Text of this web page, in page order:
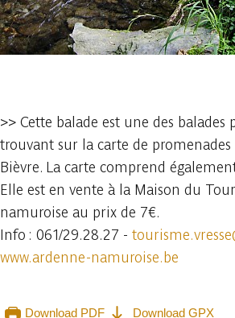
>> Cette balade est une des balades
trouvant sur la carte de
Bièvre. La carte comprend
Elle est en vente à la Maison du
namuroise au prix de 7€.
Info : 061/29.28.27 -
www.ardenne-namuroise.be
Download PDF
Download GPX